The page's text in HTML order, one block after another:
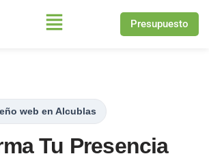
Presupuesto
web en Alcublas
Tu Presencia